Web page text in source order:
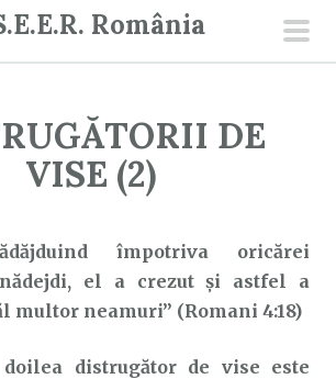
România
DE
VISE (2)
ădăjduind împotriva oricărei
nădejdi, el a crezut şi astfel a
multor neamuri” (Romani 4:18)
distrugător de vise este